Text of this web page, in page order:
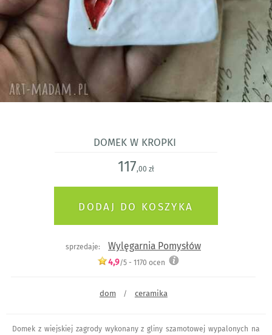
Domek w kropki
117,00 zł
sprzedaje: Wylęgarnia Pomysłów
4,9/5 - 1170 ocen
dom / ceramika
Domek z wiejskiej zagrody wykonany z gliny szamotowej wypalonych na